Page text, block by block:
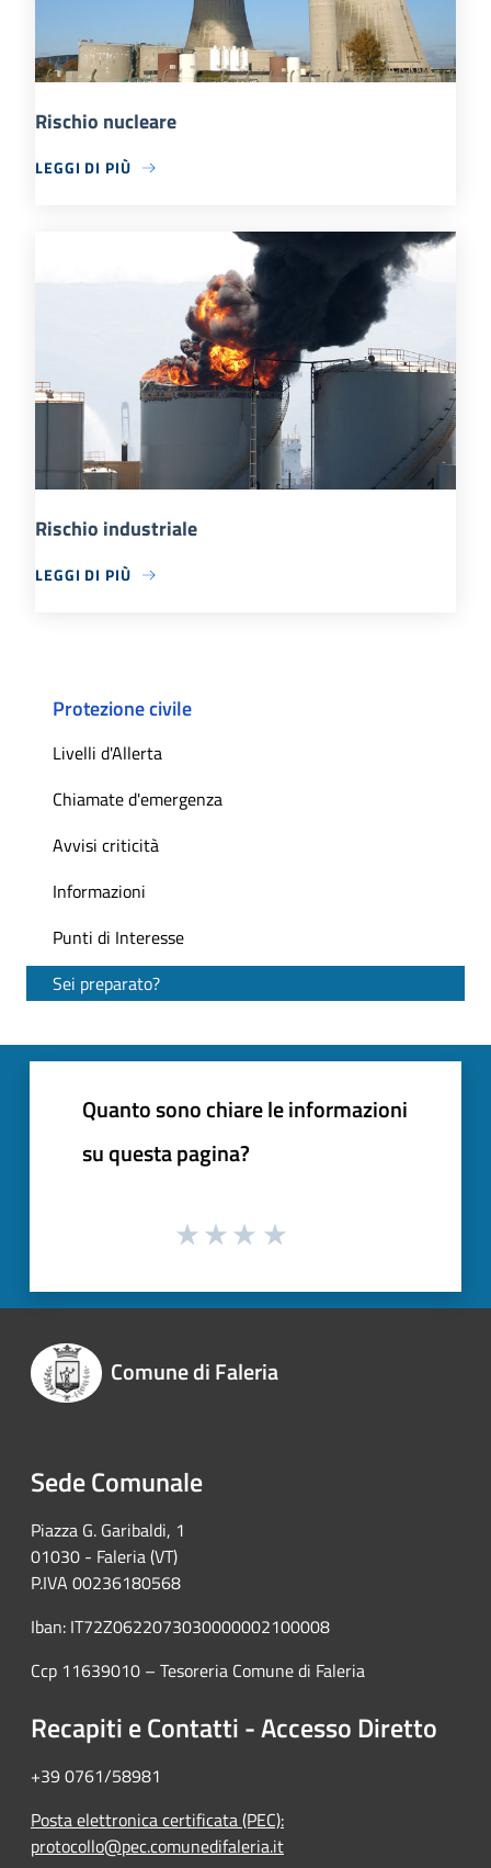
Rischio nucleare
LEGGI DI PIÙ
Rischio industriale
LEGGI DI PIÙ
Protezione civile
Livelli d'Allerta
Chiamate d'emergenza
Avvisi criticità
Informazioni
Punti di Interesse
Sei preparato?
Quanto sono chiare le informazioni
su questa pagina?
Comune di Faleria
Sede Comunale
Piazza G. Garibaldi, 1
01030 - Faleria (VT)
P.IVA 00236180568
Iban: IT72Z0622073030000002100008
Ccp 11639010 – Tesoreria Comune di Faleria
Recapiti e Contatti - Accesso Diretto
+39 0761/58981
Posta elettronica certificata (PEC):
protocollo@pec.comunedifaleria.it